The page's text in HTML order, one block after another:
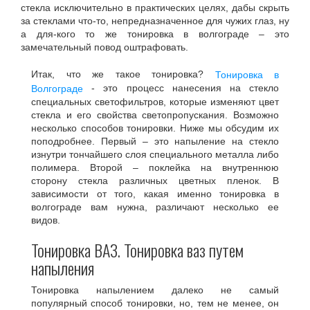
стекла исключительно в практических целях, дабы скрыть
за стеклами что-то, непредназначенное для чужих глаз, ну
а для-кого то же тонировка в волгограде – это
замечательный повод оштрафовать.
Итак, что же такое тонировка? Тонировка в
Волгограде - это процесс нанесения на стекло
специальных светофильтров, которые изменяют цвет
стекла и его свойства светопропускания. Возможно
несколько способов тонировки. Ниже мы обсудим их
поподробнее. Первый – это напыление на стекло
изнутри тончайшего слоя специального металла либо
полимера. Второй – поклейка на внутреннюю
сторону стекла различных цветных пленок. В
зависимости от того, какая именно тонировка в
волгограде вам нужна, различают несколько ее
видов.
Тонировка ВАЗ. Тонировка ваз путем
напыления
Тонировка напылением далеко не самый
популярный способ тонировки, но, тем не менее, он